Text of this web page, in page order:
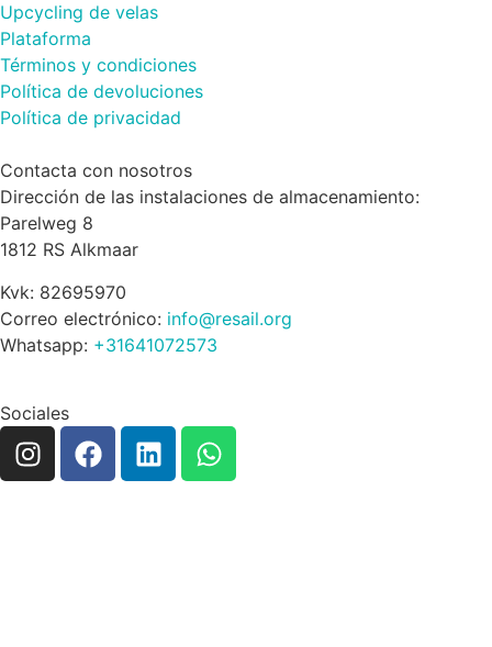
Upcycling de velas
Plataforma
Términos y condiciones
Política de devoluciones
Política de privacidad
Contacta con nosotros
Dirección de las instalaciones de almacenamiento:
Parelweg 8
1812 RS Alkmaar
Kvk: 82695970
Correo electrónico: info@resail.org
Whatsapp: +31641072573
Sociales